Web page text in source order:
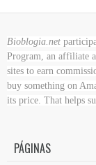
Bioblogia.net
Program, an affiliate
sites to earn
buy something on
its price. That helps
PÁGINAS